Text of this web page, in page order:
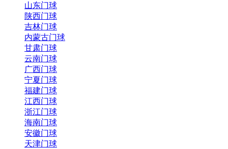
山东门球
陕西门球
吉林门球
内蒙古门球
甘肃门球
云南门球
广西门球
宁夏门球
福建门球
江西门球
浙江门球
海南门球
安徽门球
天津门球